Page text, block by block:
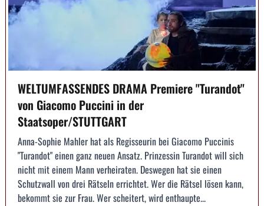
WELTUMFASSENDES DRAMA Premiere "Turandot"
von Giacomo Puccini in der
Staatsoper/STUTTGART
Anna-Sophie Mahler hat als Regisseurin bei Giacomo Puccinis
"Turandot" einen ganz neuen Ansatz. Prinzessin Turandot will sich
nicht mit einem Mann verheiraten. Deswegen hat sie einen
Schutzwall von drei Rätseln errichtet. Wer die Rätsel lösen kann,
bekommt sie zur Frau. Wer scheitert, wird enthaupte...